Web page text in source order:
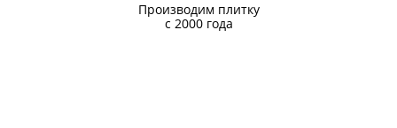
Производим плитку
с 2000 года